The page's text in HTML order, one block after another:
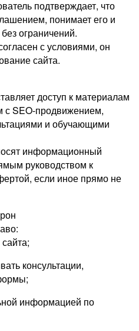
подтверждает, что
понимает его и
ограничений.
с условиями, он
сайта.
доступ к материалам
с SEO-продвижением,
и обучающими
информационный
руководством к
если иное прямо не
консультации,
информацией по